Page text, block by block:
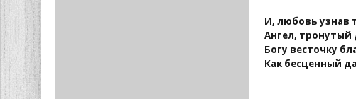
И, любовь узнав
Ангел, тронутый
Богу весточку
Как бесценный